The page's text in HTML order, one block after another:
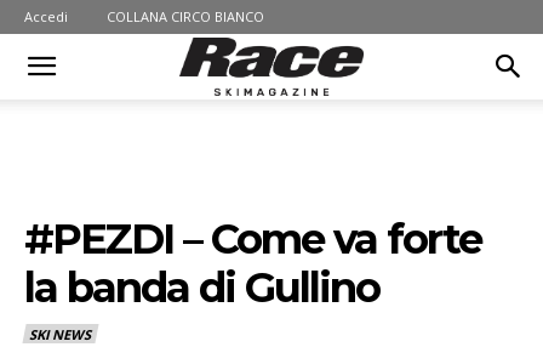
Accedi COLLANA CIRCO BIANCO
#PEZDI – Come va forte
la banda di Gullino
SKI NEWS